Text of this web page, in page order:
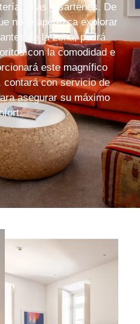
ollas y sartenes. De
no le apetezca explorar
de la zona, podrá
con la comodidad e
este magnífico
contará con servicio de
asegurar su máximo